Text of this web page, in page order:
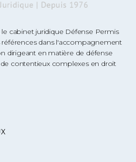
le cabinet juridique Défense Permis
références dans l'accompagnement
dirigeant en matière de défense
contentieux complexes en droit